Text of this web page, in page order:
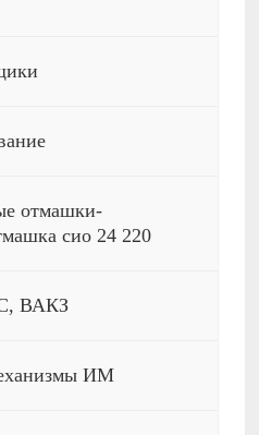
отмашки-
сио 24 220
ВАКЗ
ИМ